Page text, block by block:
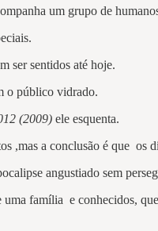
um grupo de
ser sentidos até hoje.
o público vidrado.
(2009) ele esquenta.
,mas a conclusão é que
angustiado sem
família e conhecidos,